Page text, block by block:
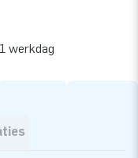
werkdag